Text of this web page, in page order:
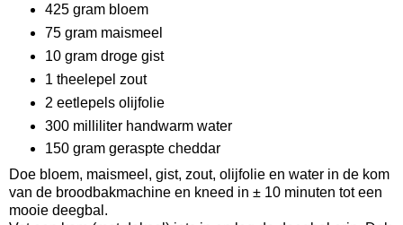
425 gram bloem
75 gram maismeel
10 gram droge gist
1 theelepel zout
2 eetlepels olijfolie
300 milliliter handwarm water
150 gram geraspte cheddar
Doe bloem, maismeel, gist, zout, olijfolie en water in de kom
van de broodbakmachine en kneed in ± 10 minuten tot een
mooie deegbal.